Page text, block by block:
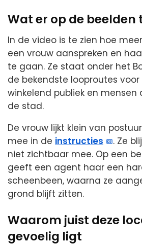
Wat er op de beelden
In de video is te zien hoe
een vrouw aanspreken en
te gaan. Ze staat onder het
de bekendste looproutes voor
winkelend publiek en mensen
de stad.
De vrouw lijkt klein van
mee in de instructies
. Ze
niet zichtbaar mee. Op een
geeft een agent haar een
scheenbeen, waarna ze
grond blijft zitten.
Waarom juist deze
gevoelig ligt